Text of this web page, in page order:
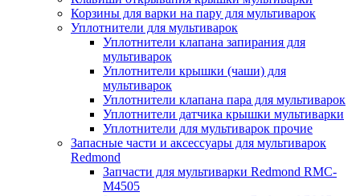
Корзины для варки на пару для мультиварок
Уплотнители для мультиварок
Уплотнители клапана запирания для
мультиварок
Уплотнители крышки (чаши) для
мультиварок
Уплотнители клапана пара для мультиварок
Уплотнители датчика крышки мультиварки
Уплотнители для мультиварок прочие
Запасные части и аксессуары для мультиварок
Redmond
Запчасти для мультиварки Redmond RMC-
M4505